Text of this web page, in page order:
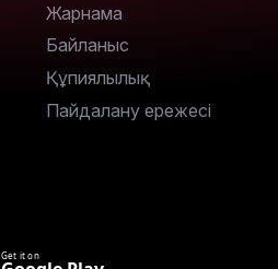
Жарнама
Байланыс
Құпиялылық
Пайдалану ережесі
Get it on